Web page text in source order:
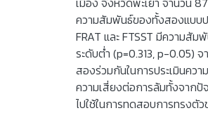
ความสัมพันธ์ของทั้งสองแบบป
FRAT และ FTSST มีความสั
ระดับต่ำ (p=0.313, p-0.05)
สองร่วมกันในการประเมินคว
ความเสี่ยงต่อการล้มทั้งจากปั
ไปใช้ในการทดสอบการทรงตั